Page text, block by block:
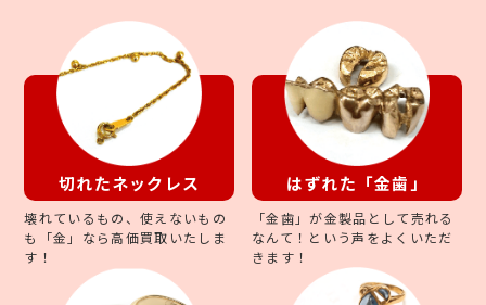
切れたネックレス
壊れているもの、使えないもの
も「金」なら高価買取いたしま
す！
はずれた「金歯」
「金歯」が金製品として売れる
なんて！という声をよくいただ
きます！